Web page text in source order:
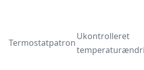
Termostatpatron
Ukontrolleret